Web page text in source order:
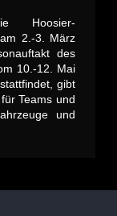
Hoosier-
2.-3. März
des
10.-12. Mai
gibt
Teams und
und